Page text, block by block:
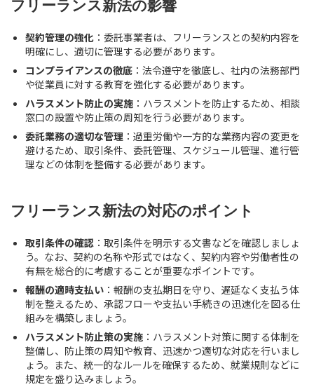
フリーランス新法の影響
契約管理の強化 ：委託事業者は、フリーランスとの契約内容を
明確にし、適切に管理する必要があります。
コンプライアンスの徹底 ：法令遵守を徹底し、社内の法務部門
や従業員に対する教育を強化する必要があります。
ハラスメント防止の実施 ：ハラスメントを防止するため、相談
窓口の設置や防止策の周知を行う必要があります。
委託業務の適切な管理 ：過重労働や一方的な業務内容の変更を
避けるため、取引条件、委託管理、スケジュール管理、進行管
理などの体制を整備する必要があります。
フリーランス新法の対応のポイント
取引条件の確認 ：取引条件を明示する文書などを確認しましょ
う。なお、契約の名称や形式ではなく、契約内容や労働者性の
有無を総合的に考慮することが重要なポイントです。
報酬の適時支払い ：報酬の支払期日を守り、遅延なく支払う体
制を整えるため、承認フローや支払い手続きの迅速化を図る仕
組みを構築しましょう。
ハラスメント防止策の実施 ：ハラスメント対策に関する体制を
整備し、防止策の周知や教育、迅速かつ適切な対応を行いまし
ょう。また、統一的なルールを確保するため、就業規則などに
規定を盛り込みましょう。